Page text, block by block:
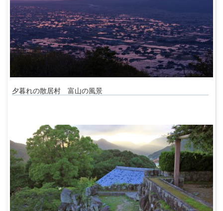
夕暮れの散居村 富山の風景